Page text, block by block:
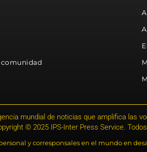
comunidad
mundial de noticias que amplifica las
© 2025 IPS-Inter Press Service.
y corresponsales en el mundo en